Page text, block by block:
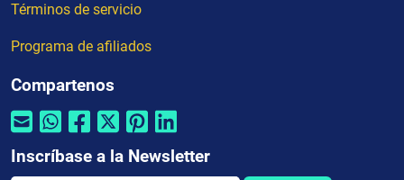
Términos de servicio
Programa de afiliados
Compartenos
Inscríbase a la Newsletter